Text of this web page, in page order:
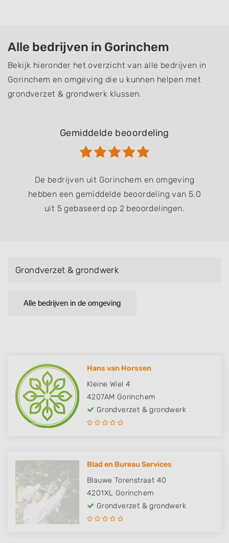
Alle bedrijven in Gorinchem
Bekijk hieronder het overzicht van alle bedrijven in
Gorinchem en omgeving die u kunnen helpen met
grondverzet & grondwerk klussen.
Gemiddelde beoordeling
De bedrijven uit Gorinchem en omgeving
hebben een gemiddelde beoordeling van 5.0
uit 5 gebaseerd op 2 beoordelingen.
Grondverzet & grondwerk
Alle bedrijven in de omgeving
Hans van Horssen
Kleine Wiel 4
4207AM Gorinchem
Grondverzet & grondwerk
Blad en Bureau Services
Blauwe Torenstraat 40
4201XL Gorinchem
Grondverzet & grondwerk